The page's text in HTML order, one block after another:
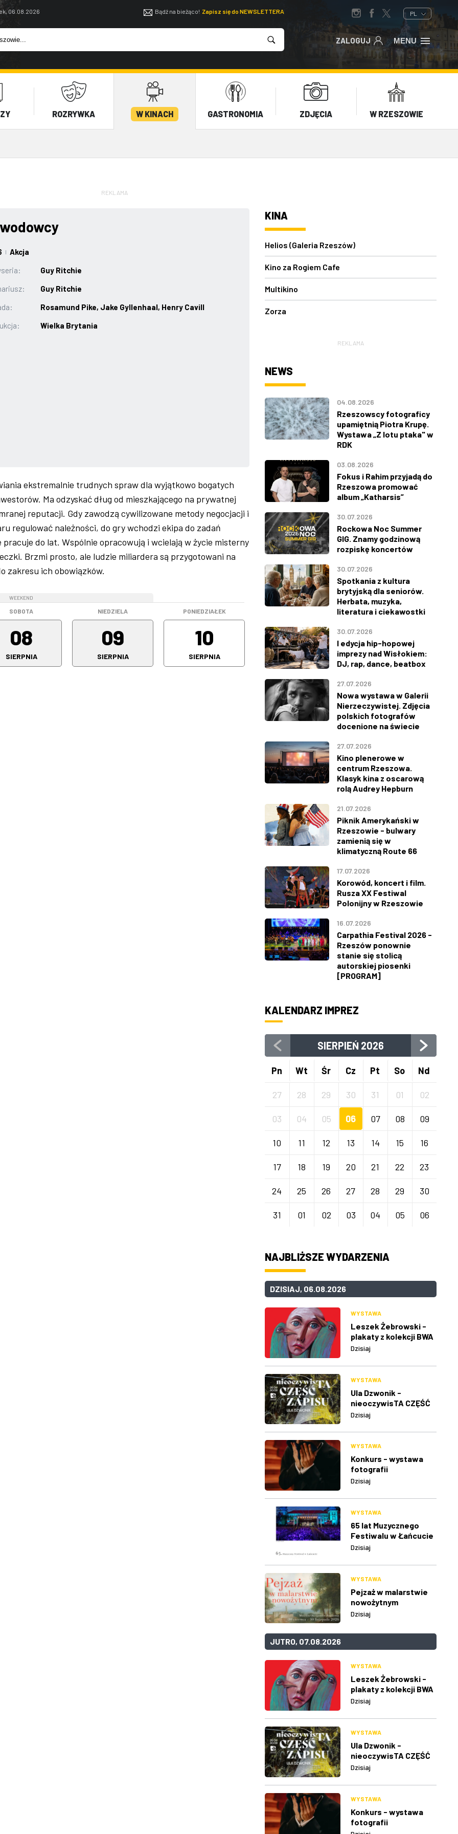
06.08.2026 Bądź na bieżąco! Zapisz się do NEWSLETTERA PL
ZALOGUJ MENU
ROZRYWKA W KINACH GASTRONOMIA ZDJĘCIA W RZESZOWIE
REKLAMA
|
Akcja
Guy Ritchie
Guy Ritchie
Rosamund Pike, Jake Gyllenhaal, Henry Cavill
Wielka Brytania
ekstremalnie trudnych spraw dla wyjątkowo bogatych
Ma odzyskać dług od mieszkającego na prywatnej
reputacji. Gdy zawodzą cywilizowane metody negocjacji i
regulować należności, do gry wchodzi ekipa do zadań
do lat. Wspólnie opracowują i wcielają w życie misterny
Brzmi prosto, ale ludzie miliardera są przygotowani na
zakresu ich obowiązków.
WEEKEND
SOBOTA
08
SIERPNIA
NIEDZIELA
09
SIERPNIA
PONIEDZIAŁEK
10
SIERPNIA
11
SIERPNIA
ŚRODA
12
SIERPNIA
KINA
Helios (Galeria Rzeszów)
Kino za Rogiem Cafe
Multikino
Zorza
REKLAMA
NEWS
04.08.2026
Rzeszowscy fotograficy
upamiętnią Piotra Krupę.
Wystawa „Z lotu ptaka" w
RDK
03.08.2026
Fokus i Rahim przyjadą do
Rzeszowa promować
album „Katharsis”
30.07.2026
Rockowa Noc Summer
GIG. Znamy godzinową
rozpiskę koncertów
30.07.2026
Spotkania z kultura
brytyjską dla seniorów.
Herbata, muzyka,
literatura i ciekawostki
30.07.2026
I edycja hip-hopowej
imprezy nad Wisłokiem:
DJ, rap, dance, beatbox
27.07.2026
Nowa wystawa w Galerii
Nierzeczywistej. Zdjęcia
polskich fotografów
docenione na świecie
27.07.2026
Kino plenerowe w
centrum Rzeszowa.
Klasyk kina z oscarową
rolą Audrey Hepburn
21.07.2026
Piknik Amerykański w
Rzeszowie - bulwary
zamienią się w
klimatyczną Route 66
17.07.2026
Korowód, koncert i film.
Rusza XX Festiwal
Polonijny w Rzeszowie
16.07.2026
Carpathia Festival 2026 -
Rzeszów ponownie
stanie się stolicą
autorskiej piosenki
[PROGRAM]
KALENDARZ IMPREZ
SIERPIEŃ 2026
Pn Wt Śr Cz Pt So Nd
27 28 29 30 31 01 02
03 04 05 06 07 08 09
10 11 12 13 14 15 16
17 18 19 20 21 22 23
24 25 26 27 28 29 30
31 01 02 03 04 05 06
NAJBLIŻSZE WYDARZENIA
DZISIAJ, 06.08.2026
WYSTAWA
Leszek Żebrowski -
plakaty z kolekcji BWA
w Rzeszowie
Dzisiaj
WYSTAWA
Ula Dzwonik -
nieoczywisTA CZĘŚĆ
ZAPISU
Dzisiaj
WYSTAWA
Konkurs - wystawa
fotografii
Dzisiaj
WYSTAWA
65 lat Muzycznego
Festiwalu w Łańcucie
Dzisiaj
WYSTAWA
Pejzaż w malarstwie
nowożytnym
Dzisiaj
JUTRO, 07.08.2026
WYSTAWA
Leszek Żebrowski -
plakaty z kolekcji BWA
w Rzeszowie
Dzisiaj
WYSTAWA
Ula Dzwonik -
nieoczywisTA CZĘŚĆ
ZAPISU
Dzisiaj
WYSTAWA
Konkurs - wystawa
fotografii